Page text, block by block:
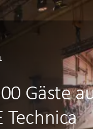
Gäste
Technica